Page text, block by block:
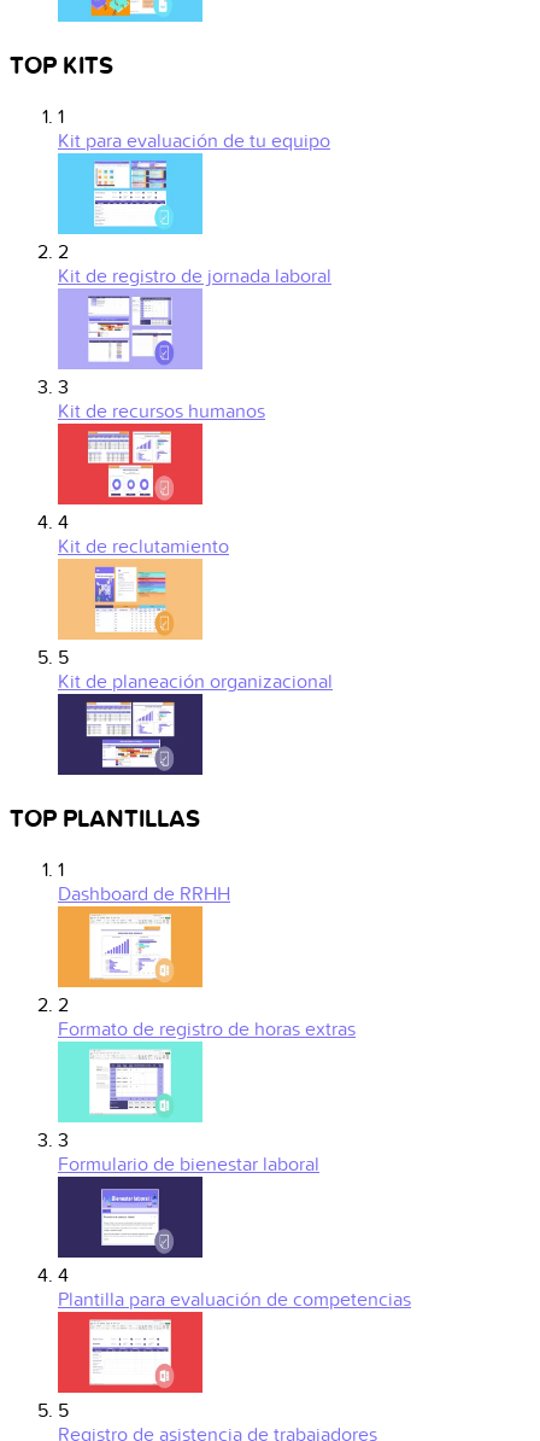
TOP KITS
1
Kit para evaluación de tu equipo
2
Kit de registro de jornada laboral
3
Kit de recursos humanos
4
Kit de reclutamiento
5
Kit de planeación organizacional
TOP PLANTILLAS
1
Dashboard de RRHH
2
Formato de registro de horas extras
3
Formulario de bienestar laboral
4
Plantilla para evaluación de competencias
5
Registro de asistencia de trabajadores